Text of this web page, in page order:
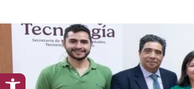
Open toolbar